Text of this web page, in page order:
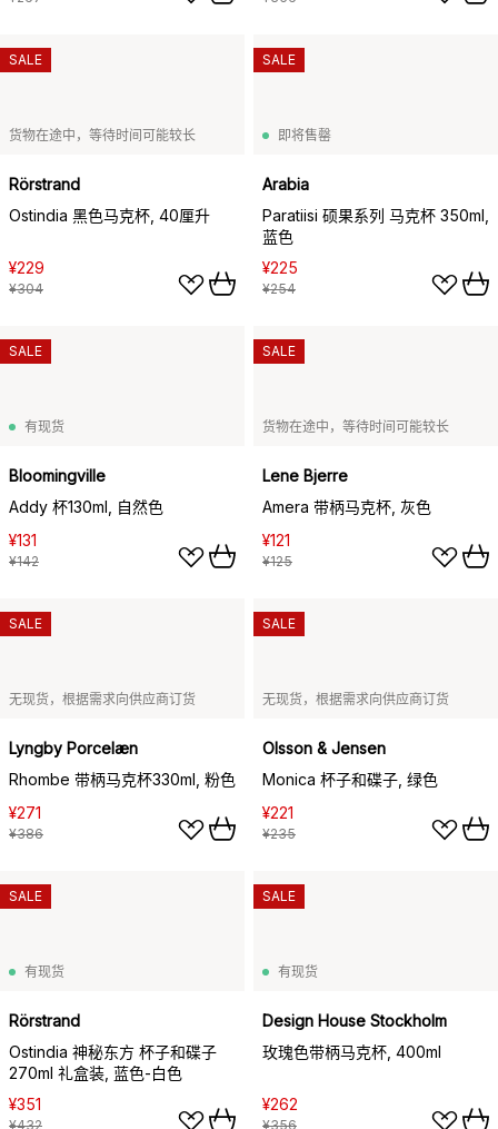
货物在途中，等待时间可能较长
Rörstrand
Ostindia 黑色马克杯, 40厘升
¥229
¥304
SALE
即将售罄
Arabia
Paratiisi 硕果系列 马克杯 350ml,
蓝色
¥225
¥254
SALE
有现货
Bloomingville
Addy 杯130ml, 自然色
¥131
¥142
SALE
货物在途中，等待时间可能较长
Lene Bjerre
Amera 带柄马克杯, 灰色
¥121
¥125
SALE
无现货，根据需求向供应商订货
Lyngby Porcelæn
Rhombe 带柄马克杯330ml, 粉色
¥271
¥386
SALE
无现货，根据需求向供应商订货
Olsson & Jensen
Monica 杯子和碟子, 绿色
¥221
¥235
SALE
有现货
Rörstrand
Ostindia 神秘东方 杯子和碟子
270ml 礼盒装, 蓝色-白色
¥351
¥432
SALE
有现货
Design House Stockholm
玫瑰色带柄马克杯, 400ml
¥262
¥356
SALE